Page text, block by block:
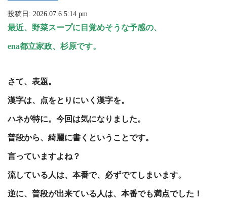
投稿日: 2026.07.6 5:14 pm
最近、野菜スープに目覚めそうな予感の、
ena都立家政、杉原です。
さて、表題。
漢字は、点をとりにいく漢字を。
ハネが特に。今回は気になりました。
普段から、綺麗に書くということです。
言っていますよね？
流している人は、本番で、必ずでてしまいます。
逆に、普段が出来ている人は、本番でも満点でした！